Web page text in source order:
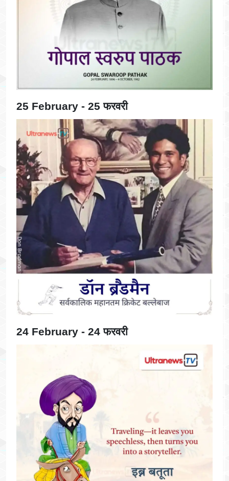
25 February - 25 फरवरी
24 February - 24 फरवरी